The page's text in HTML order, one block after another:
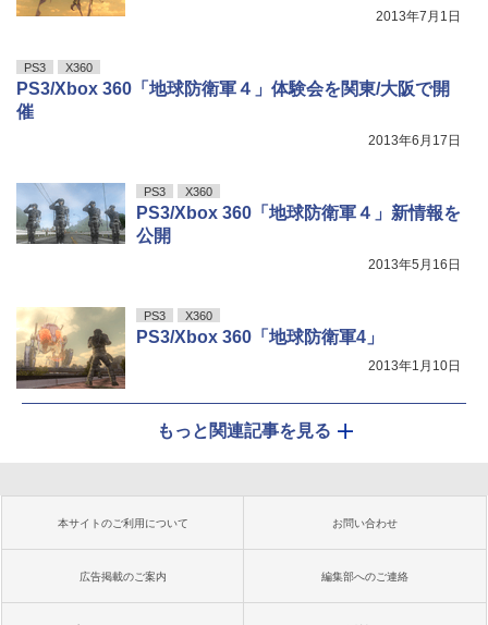
2013年7月1日
PS3 X360
PS3/Xbox 360「地球防衛軍４」体験会を関東/大阪で開
催
2013年6月17日
PS3 X360
PS3/Xbox 360「地球防衛軍４」新情報を
公開
2013年5月16日
PS3 X360
PS3/Xbox 360「地球防衛軍4」
2013年1月10日
もっと関連記事を見る
本サイトのご利用について お問い合わせ
広告掲載のご案内 編集部へのご連絡